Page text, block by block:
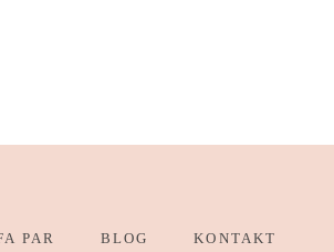
PAR BLOG KONTAKT